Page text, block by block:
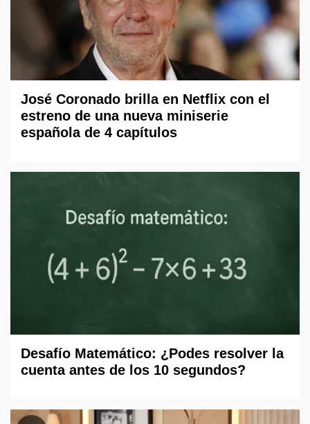
José Coronado brilla en Netflix con el
estreno de una nueva miniserie
española de 4 capítulos
Desafío Matemático: ¿Podes resolver la
cuenta antes de los 10 segundos?